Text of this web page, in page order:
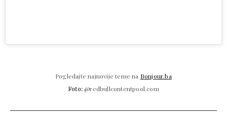
Pogledajte najnovije teme na Bonjour.ba
Foto:@redbullcontentpool.com